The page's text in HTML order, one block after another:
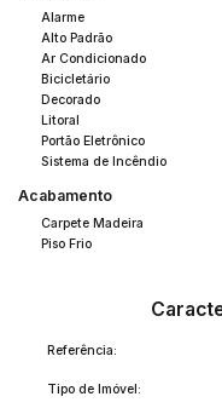
Alarme
Alto Padrão
Ar Condicionado
Bicicletário
Decorado
Litoral
Portão Eletrônico
Sistema de Incêndio
Acabamento
Carpete Madeira
Piso Frio
Referência:
Tipo de Imóvel: